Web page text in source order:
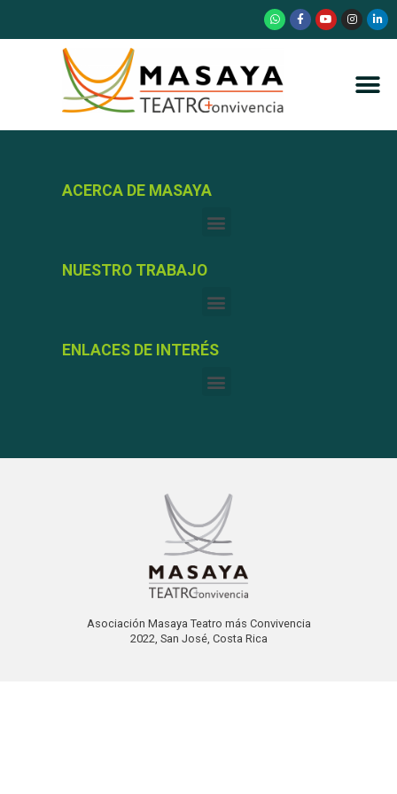
ACERCA DE MASAYA
NUESTRO TRABAJO
ENLACES DE INTERÉS
Asociación Masaya Teatro más Convivencia
2022, San José, Costa Rica